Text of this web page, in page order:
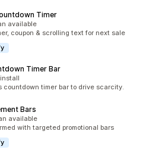
Timer
available
coupon & scrolling text for next sale
Timer Bar
countdown timer bar to drive scarcity.
Bars
available
with targeted promotional bars